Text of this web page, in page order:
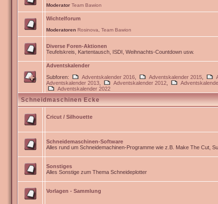
Moderator Team Bawion
Wichtelforum
Moderatoren Rosinova Team Bawion
Diverse Foren-Aktionen
Teufelskreis, Kartentausch, ISDI, Weihnachts-Countdown usw.
Adventskalender
Subforen:
Adventskalender 2016 Adventskalender 2015
Adventskalender 2013
Adventskalender 2012
Adventskalender 2022
Schneidmaschinen Ecke
Cricut / Silhouette
Schneidemaschinen-Software
Alles rund um Schneidemachinen-Programme wie z.B. Make The Cut,
Sonstiges
Alles Sonstige zum Thema Schneideplotter
Vorlagen - Sammlung